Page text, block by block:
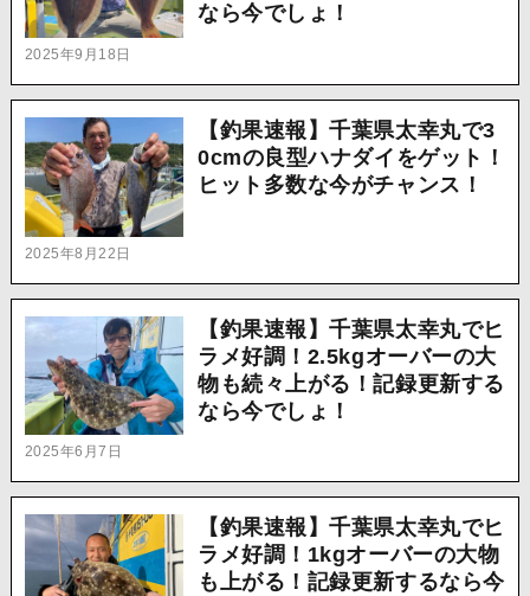
2025年9月18日
なら今でしょ！
2025年8月22日
【釣果速報】千葉県太幸丸で3
0cmの良型ハナダイをゲット！
ヒット多数な今がチャンス！
2025年6月7日
【釣果速報】千葉県太幸丸でヒ
ラメ好調！2.5kgオーバーの大
物も続々上がる！記録更新する
なら今でしょ！
【釣果速報】千葉県太幸丸でヒ
ラメ好調！1kgオーバーの大物
も上がる！記録更新するなら今